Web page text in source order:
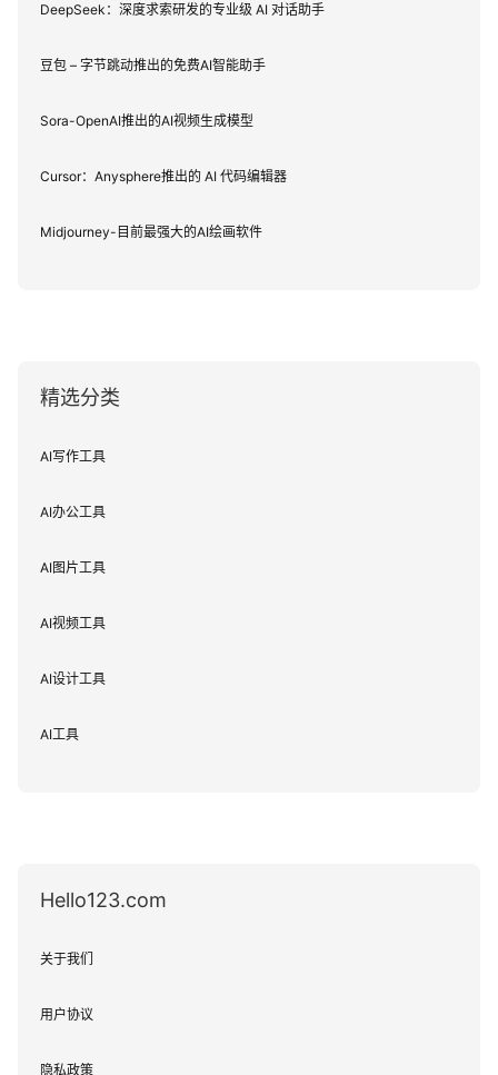
DeepSeek：深度求索研发的专业级 AI 对话助手
豆包 – 字节跳动推出的免费AI智能助手
Sora-OpenAI推出的AI视频生成模型
Cursor：Anysphere推出的 AI 代码编辑器
Midjourney-目前最强大的AI绘画软件
精选分类
AI写作工具
AI办公工具
AI图片工具
AI视频工具
AI设计工具
AI工具
Hello123.com
关于我们
用户协议
隐私政策